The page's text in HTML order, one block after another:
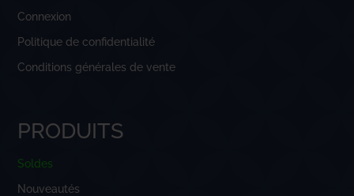
Connexion
Politique de confidentialité
Conditions générales de vente
PRODUITS
Soldes
Nouveautés